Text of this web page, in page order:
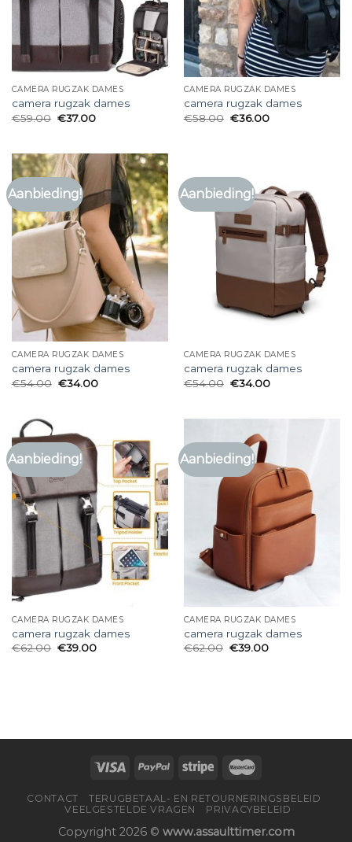
CAMERA RUGZAK DAMES
camera rugzak dames
€59.00 €37.00
CAMERA RUGZAK DAMES
camera rugzak dames
€58.00 €36.00
Aanbieding!
CAMERA RUGZAK DAMES
camera rugzak dames
€54.00 €34.00
Aanbieding!
CAMERA RUGZAK DAMES
camera rugzak dames
€54.00 €34.00
Aanbieding!
CAMERA RUGZAK DAMES
camera rugzak dames
€62.00 €39.00
Aanbieding!
CAMERA RUGZAK DAMES
camera rugzak dames
€62.00 €39.00
CONTACT
TERUGBETAAL- EN RETOURNERINGSBELEID
VEELGESTELDE VRAGEN
PRIVACYBELEID
Copyright 2026 © www.assaulttimer.com